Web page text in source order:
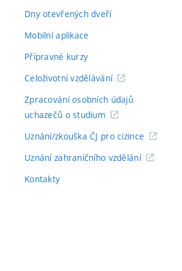
Dny otevřených dveří
Mobilní aplikace
Přípravné kurzy
Celoživotní vzdělávání
Zpracování osobních údajů
uchazečů o studium
Uznání/zkouška ČJ pro cizince
Uznání zahraničního vzdělání
Kontakty